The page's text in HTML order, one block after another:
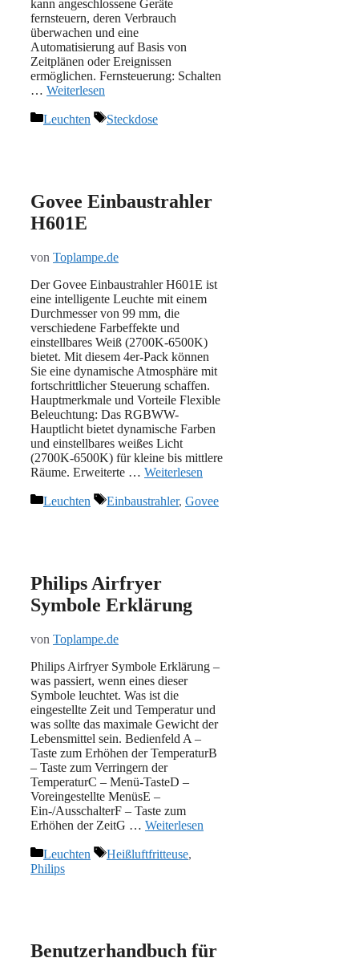
kann angeschlossene Geräte
fernsteuern, deren Verbrauch
überwachen und eine
Automatisierung auf Basis von
Zeitplänen oder Ereignissen
ermöglichen. Fernsteuerung: Schalten
… Weiterlesen
Kategorien
Leuchten Schlagwörter
Steckdose
Govee Einbaustrahler
H601E
von Toplampe.de
Der Govee Einbaustrahler H601E ist
eine intelligente Leuchte mit einem
Durchmesser von 99 mm, die
verschiedene Farbeffekte und
einstellbares Weiß (2700K-6500K)
bietet. Mit diesem 4er-Pack können
Sie eine dynamische Atmosphäre mit
fortschrittlicher Steuerung schaffen.
Hauptmerkmale und Vorteile Flexible
Beleuchtung: Das RGBWW-
Hauptlicht bietet dynamische Farben
und einstellbares weißes Licht
(2700K-6500K) für kleine bis mittlere
Räume. Erweiterte … Weiterlesen
Kategorien
Leuchten Schlagwörter
Einbaustrahler, Govee
Philips Airfryer
Symbole Erklärung
von Toplampe.de
Philips Airfryer Symbole Erklärung –
was passiert, wenn eines dieser
Symbole leuchtet. Was ist die
eingestellte Zeit und Temperatur und
was sollte das maximale Gewicht der
Lebensmittel sein. Bedienfeld A –
Taste zum Erhöhen der TemperaturB
– Taste zum Verringern der
TemperaturC – Menü-TasteD –
Voreingestellte MenüsE –
Ein-/AusschalterF – Taste zum
Erhöhen der ZeitG … Weiterlesen
Kategorien
Leuchten Schlagwörter
Heißluftfritteuse,
Philips
Benutzerhandbuch für